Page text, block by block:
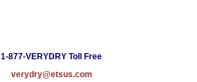
1-877-VERYDRY Toll Free
verydry@etsus.com